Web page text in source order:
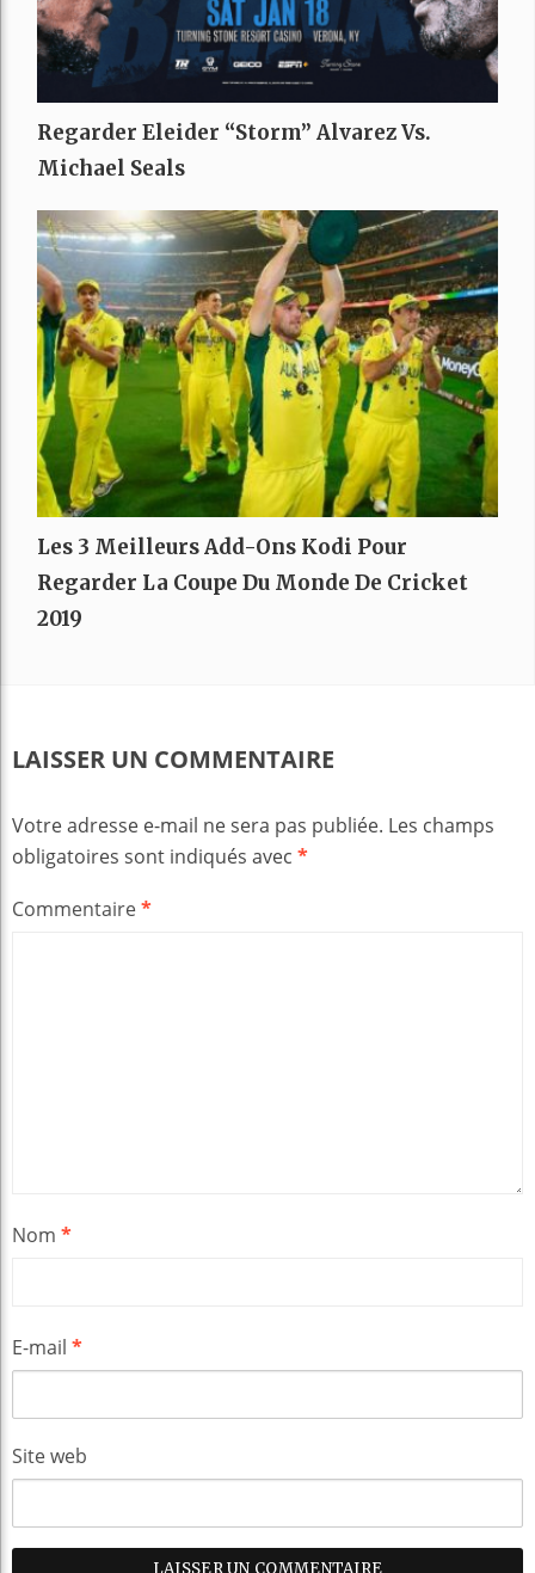
Regarder Eleider “Storm” Alvarez Vs.
Michael Seals
Les 3 Meilleurs Add-Ons Kodi Pour
Regarder La Coupe Du Monde De Cricket
2019
LAISSER UN COMMENTAIRE
Votre adresse e-mail ne sera pas publiée. Les champs
obligatoires sont indiqués avec *
Commentaire*
Nom *
E-mail *
Site web